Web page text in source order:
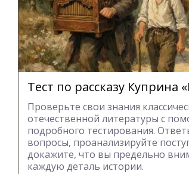
Тест по рассказу Куприна
Проверьте свои знания
отечественной литературы с
подробного тестирования.
вопросы, проанализируйте
докажите, что вы предельно
каждую деталь истории.